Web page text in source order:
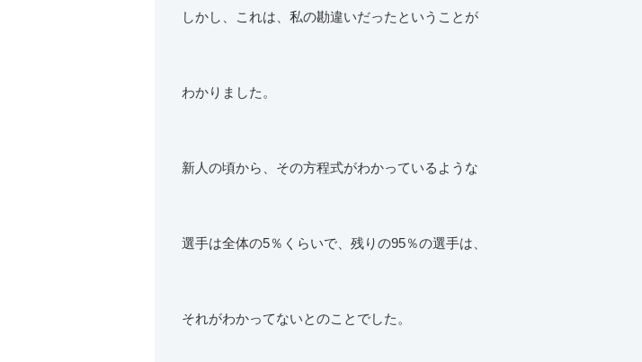
しかし、これは、私の勘違いだったということが
わかりました。
新人の頃から、その方程式がわかっているような
選手は全体の5％くらいで、残りの95％の選手は、
それがわかってないとのことでした。